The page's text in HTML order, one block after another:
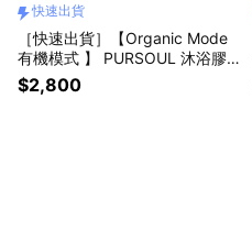
快速出貨
［快速出貨］【Organic Mode
有機模式 】 PURSOUL 沐浴膠
禮盒『LINE禮物獨家禮盒』
$2,800